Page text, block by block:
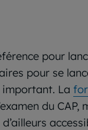
pour
pour se
important. La
du